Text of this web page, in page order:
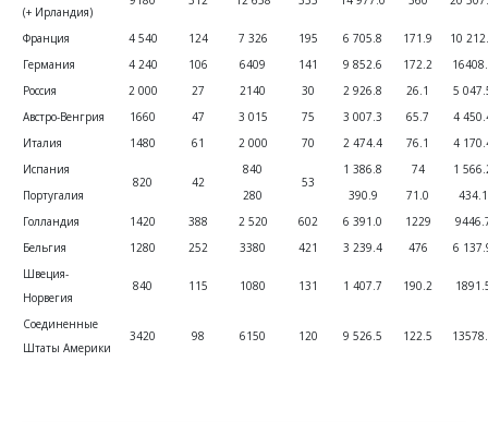
(+ Ирландия)
Франция 4 540 124 7 326 195 6 705.8 171.9
10
Германия
4 240 106 6409 141 9 852.6 172.2
Россия
2 000 27 2140 30 2 926.8 26.1
5
Австро-Венгрия
1660 47 3 015 75 3 007.3 65.7
4
Италия
1480 61 2 000 70 2 474.4 76.1
4
Испания
820
42
840
53
1 386.8 74
1
Португалия
280 390.9 71.0
434.1
Голландия
1420 388 2 520 602 6 391.0 1229
Бельгия
1280 252 3380 421 3 239.4 476
6
Швеция-
Норвегия
840 115 1080 131 1 407.7 190.2
Соединенные
Штаты Америки
3420 98 6150 120 9 526.5 122.5